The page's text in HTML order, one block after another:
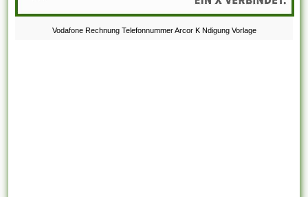
Vodafone Rechnung Telefonnummer Arcor K Ndigung Vorlage